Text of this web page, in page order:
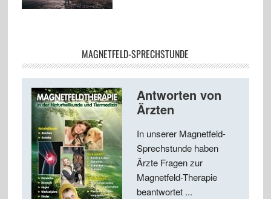
MAGNETFELD-SPRECHSTUNDE
Antworten von
Ärzten
In unserer Magnetfeld-
Sprechstunde haben
Ärzte Fragen zur
Magnetfeld-Therapie
beantwortet ...